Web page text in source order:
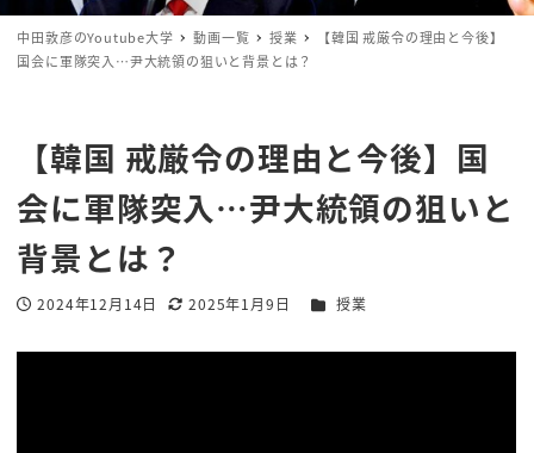
中田敦彦のYoutube大学 動画一覧 授業
【韓国 戒厳令の理由と今後】
国会に軍隊突入…尹大統領の狙いと背景とは？
【韓国 戒厳令の理由と今後】国
会に軍隊突入…尹大統領の狙いと
背景とは？
投稿日
2024年12月14日
更新日
2025年1月9日
著
カテゴリー
授業